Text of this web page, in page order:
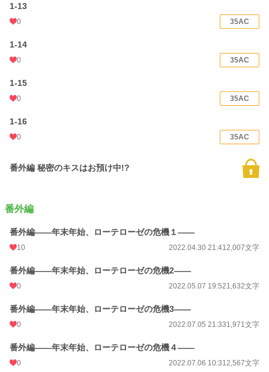
1-13
0 35AC
1-14
0 35AC
1-15
0 35AC
1-16
0 35AC
番外編 秘密のキスはお預け中!?
番外編
番外編――年末年始、ローテローゼの危機１――
10 2022.04.30 21:412,007文字
番外編――年末年始、ローテローゼの危機2――
0 2022.05.07 19:521,632文字
番外編――年末年始、ローテローゼの危機3――
0 2022.07.05 21:331,971文字
番外編――年末年始、ローテローゼの危機４――
0 2022.07.06 10:312,567文字